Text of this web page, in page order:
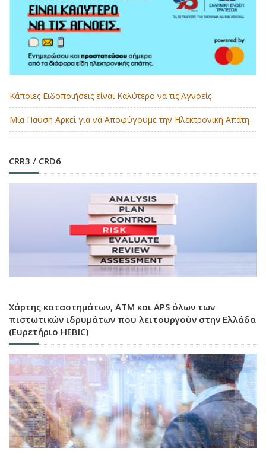
Κάποιες Ειδοποιήσεις είναι Καλύτερο να τις Αγνοείς
Μια Παύση Αρκεί για να Αποφύγουμε την Ηλεκτρονική Απάτη
CRR3 / CRD6
Χάρτης καταστημάτων, ATM και APS όλων των
πιστωτικών ιδρυμάτων που λειτουργούν στην Ελλάδα
(Ευρετήριο HEBIC)